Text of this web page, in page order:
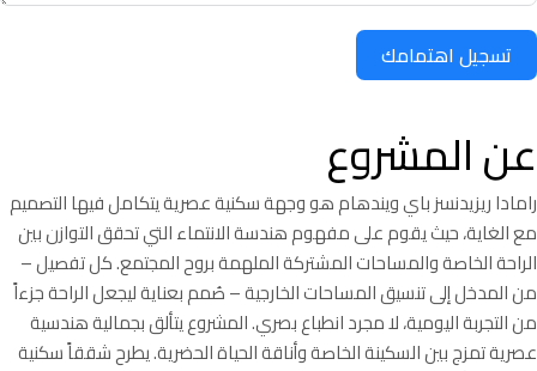
تسجيل اهتمامك
عن المشروع
رامادا ريزيدنسز باي ويندهام هو وجهة سكنية عصرية يتكامل فيها التصميم
مع الغاية، حيث يقوم على مفهوم هندسة الانتماء التي تحقق التوازن بين
الراحة الخاصة والمساحات المشتركة الملهمة بروح المجتمع. كل تفصيل –
من المدخل إلى تنسيق المساحات الخارجية – صُمم بعناية ليجعل الراحة جزءاً
من التجربة اليومية، لا مجرد انطباع بصري. المشروع يتألق بجمالية هندسية
عصرية تمزج بين السكينة الخاصة وأناقة الحياة الحضرية. يطرح شققاً سكنية